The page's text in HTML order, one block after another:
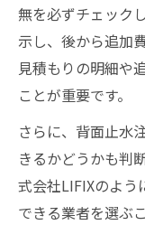
無を必ずチェック
示し、後から追加
見積もりの明細や
ことが重要です。
さらに、背面止水
きるかどうかも判
式会社LIFIXのよう
できる業者を選ぶ